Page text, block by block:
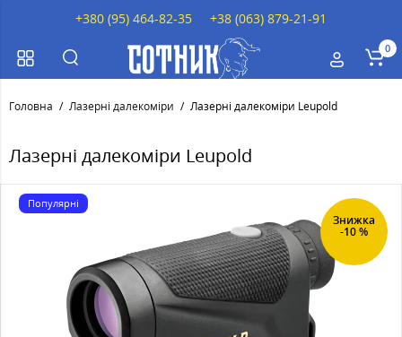
0
Головна Лазерні далекоміри Лазерні далекоміри Leupold
Лазерні далекоміри Leupold
Знижка
-10 %
Популярні
+380 (95) 464-82-35 +38 (063) 879-21-91